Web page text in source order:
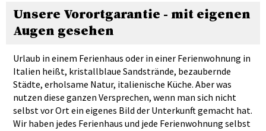
Unsere Vorortgarantie - mit eigenen
Augen gesehen
Urlaub in einem Ferienhaus oder in einer Ferienwohnung in
Italien heißt, kristallblaue Sandstrände, bezaubernde
Städte, erholsame Natur, italienische Küche. Aber was
nutzen diese ganzen Versprechen, wenn man sich nicht
selbst vor Ort ein eigenes Bild der Unterkunft gemacht hat.
Wir haben jedes Ferienhaus und jede Ferienwohnung selbst